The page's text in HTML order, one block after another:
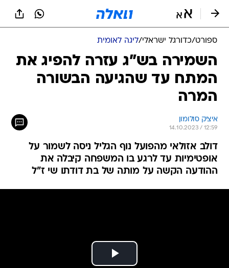
ספורט/כדורגל ישראלי/ליגה לאומית
השמירה בש"ג עזרה להפיג את
המתח עד שהגיעה הבשורה
המרה
איציק סולומון
14.10.2023 / 12:59
דולב אזולאי מהפועל נוף הגליל ניסה לשמור על
אופטימיות עד לרגע בו המשפחה קיבלה את
ההודעה הקשה על מותה של בת דודתו שי ז"ל